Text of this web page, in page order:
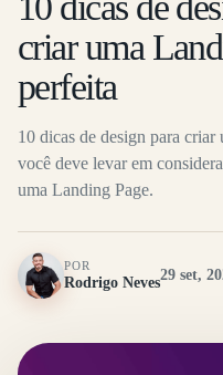
criar uma
perfeita
10 dicas de design para
você deve levar em
uma Landing Page.
POR
Rodrigo Neves29 set,